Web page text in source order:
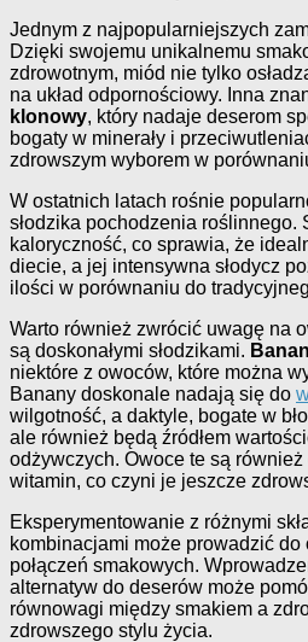
Jednym z najpopularniejszych
Dzięki swojemu unikalnemu
zdrowotnym, miód nie tylko
na układ odpornościowy. Inna
klonowy, który nadaje deserom
bogaty w minerały i
zdrowszym wyborem w
W ostatnich latach rośnie
słodzika pochodzenia roślinnego.
kaloryczność, co sprawia, że
diecie, a jej intensywna słodycz
ilości w porównaniu do
Warto również zwrócić uwagę na
są doskonałymi słodzikami.
niektóre z owoców, które można
Banany doskonale nadają się do
wilgotność, a daktyle, bogate w
ale również będą źródłem
odżywczych. Owoce te są również
witamin, co czyni je jeszcze
Eksperymentowanie z różnymi
kombinacjami może prowadzić
połączeń smakowych.
alternatyw do deserów może
równowagi między smakiem a
zdrowszego stylu życia.